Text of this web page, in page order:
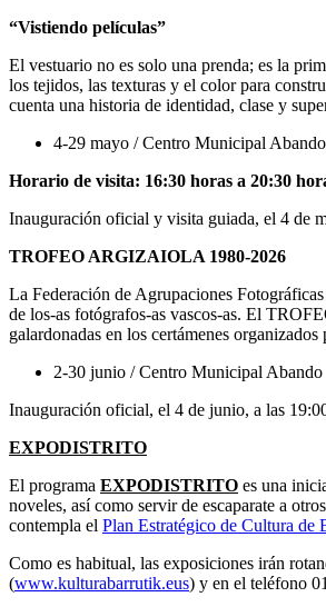
“Vistiendo películas”
El vestuario no es solo una prenda; es la
los tejidos, las texturas y el color para
cuenta una historia de identidad, clase y
4-29 mayo / Centro Municipal Abando
Horario de visita: 16:30 horas a 20:30
Inauguración oficial y visita guiada, el 4 de
TROFEO ARGIZAIOLA 1980-2026
La Federación de Agrupaciones
de los-as fotógrafos-as vascos-as. El
galardonadas en los certámenes
2-30 junio / Centro Municipal Abando
Inauguración oficial, el 4 de junio, a las
EXPODISTRITO
El programa EXPODISTRITO es una
noveles, así como servir de escaparate a
contempla el Plan Estratégico de Cultura de
Como es habitual, las exposiciones irán
(www.kulturabarrutik.eus) y en el teléfono